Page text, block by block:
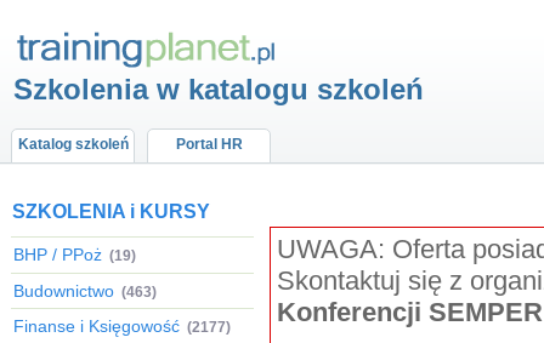
Szkolenia w katalogu szkoleń
Katalog szkoleń Portal HR
SZKOLENIA i KURSY
BHP / PPoż (19)
Budownictwo (463)
Finanse i Księgowość (2177)
UWAGA: Oferta
Skontaktuj się z
Konferencji SEMPER